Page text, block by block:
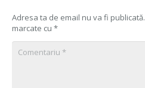
Adresa ta de email nu va fi publicată.
marcate cu *